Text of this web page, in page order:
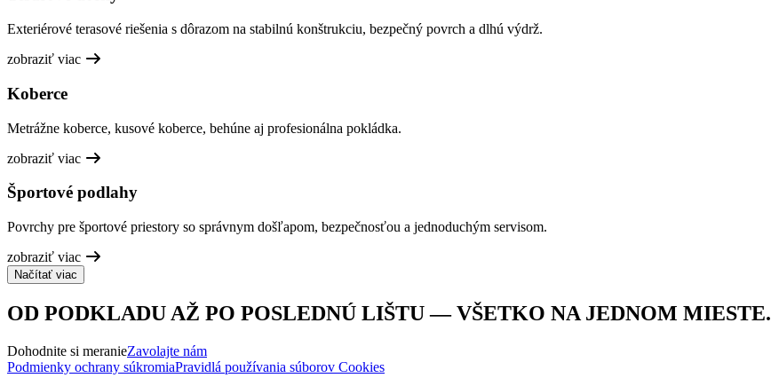
Exteriérové terasové riešenia s dôrazom na stabilnú konštrukciu, bezpečný povrch a dlhú výdrž.
zobraziť viac
Koberce
Metrážne koberce, kusové koberce, behúne aj profesionálna pokládka.
zobraziť viac
Športové podlahy
Povrchy pre športové priestory so správnym došľapom, bezpečnosťou a jednoduchým servisom.
zobraziť viac
Načítať viac
OD PODKLADU AŽ PO POSLEDNÚ LIŠTU — VŠETKO NA JEDNOM MIESTE.
Dohodnite si meranieZavolajte nám
Podmienky ochrany súkromiaPravidlá používania súborov Cookies